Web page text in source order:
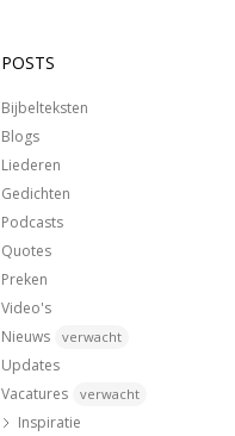
POSTS
Bijbelteksten
Blogs
Liederen
Gedichten
Podcasts
Quotes
Preken
Video's
Nieuws
verwacht
Updates
Vacatures
verwacht
Inspiratie